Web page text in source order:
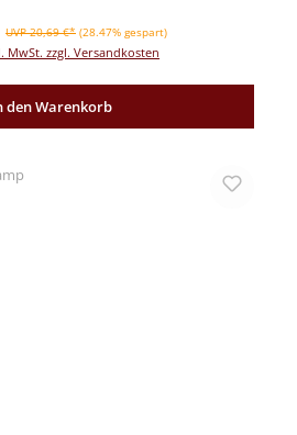
Regulärer Preis:
UVP 20,69 €* (28.47% gespart)
MwSt. zzgl. Versandkosten
den Warenkorb